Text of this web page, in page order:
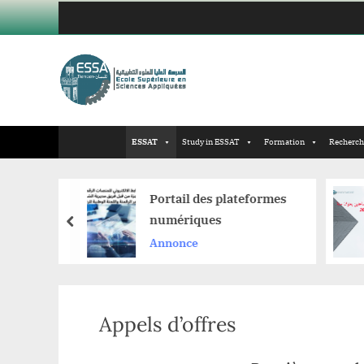
Skip
to
ESSAT Study in ESSAT Formation
Portail des plateformes
numériques
Annonce
prev
Appels d’offres